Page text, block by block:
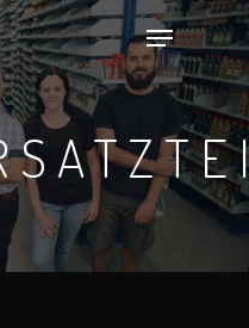
Menu
Close
Menu